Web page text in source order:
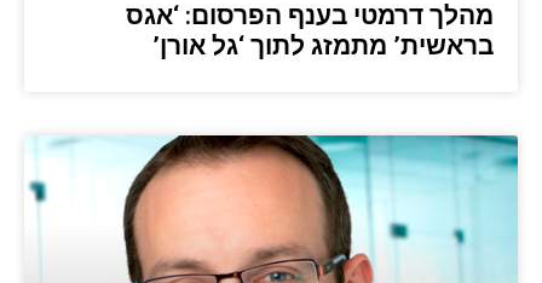
מהלך דרמטי בענף הפרסום: ‘אגס
בראשית’ מתמזג לתוך ‘גל אורן’